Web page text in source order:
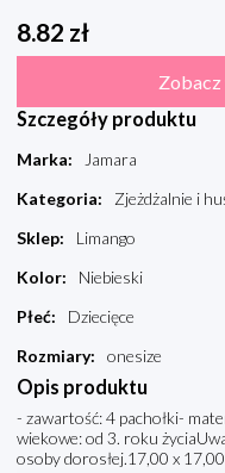
8.82 zł
Zobacz
Szczegóły produktu
Marka:
Jamara
Kategoria:
Zjeżdżalnie i
Sklep:
Limango
Kolor:
Niebieski
Płeć:
Dziecięce
Rozmiary: onesize
Opis produktu
- zawartość: 4 pachołki-
wiekowe: od 3. roku
osoby dorosłej.17,00 x